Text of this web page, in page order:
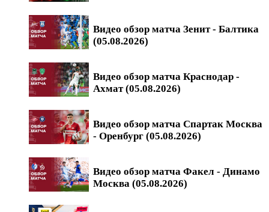
Видео обзор матча Зенит - Балтика
(05.08.2026)
Видео обзор матча Краснодар -
Ахмат (05.08.2026)
Видео обзор матча Спартак Москва
- Оренбург (05.08.2026)
Видео обзор матча Факел - Динамо
Москва (05.08.2026)